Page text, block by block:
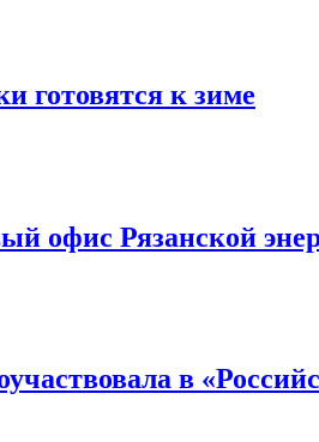
готовятся к зиме
офис Рязанской
в